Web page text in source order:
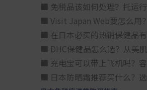
■ 免税品该如何处理？托运
■ Visit Japan Web要怎么用
■ 在日本必买的热销保健品
■ DHC保健品怎么选？从美
■ 充电宝可以带上飞机吗？
■ 日本防晒霜推荐买什么？